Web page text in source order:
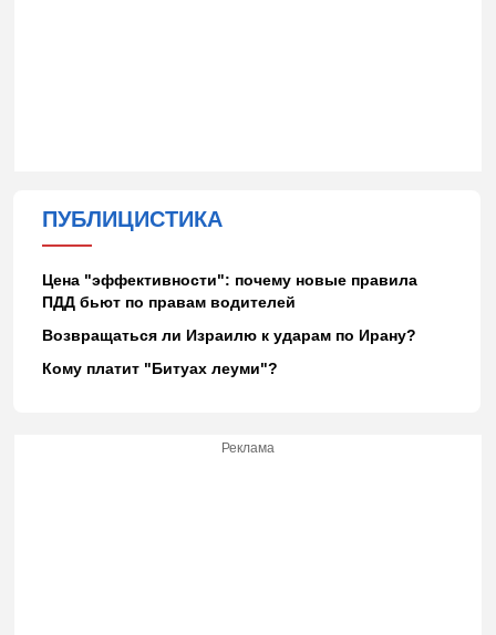
ПУБЛИЦИСТИКА
Цена "эффективности": почему новые правила
ПДД бьют по правам водителей
Возвращаться ли Израилю к ударам по Ирану?
Кому платит "Битуах леуми"?
Реклама